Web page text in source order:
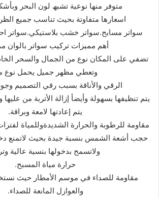
متوفر منھا نوعیة تشبھ لون البحر
اسعارھا متفاوتة بحیث تناسب جمیع
سواتر مسابح.سواتر خشب بلاستیكي.سواتر
أھم ممیزات تركیب سواتر بالوان
تضفي على المكان نوع من الجمال والسحر
وتعطي مظھر جمیل یحمل نوع
الرقي والأناقة بسبب رقي التصمیم
یتم تنظیفھا بسھولة وأیضأ إزالة الأتربة من
یتم إعادتھا لامعة وبراقة.
مقاومة للرطوبة والحرارة الشدیدةوللمیاة
حجب أشعة الشمس بنسبة جیدة بحیث لاتمنع
ولاتسمح بدخولھا بنسیة عالیة
حرارة میاة المسبح.
مقاومة للصداء في موسم الأمطار حیث
والعوازل المانعة للصداء.